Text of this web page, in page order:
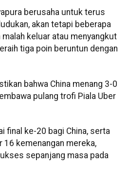
berusaha untuk terus
akan tetapi beberapa
malah keluar atau menyangkut
tiga poin beruntun dengan
bahwa China menang 3-0
pulang trofi Piala Uber
final ke-20 bagi China, serta
16 kemenangan mereka,
sepanjang masa pada